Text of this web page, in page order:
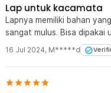
Lap untuk kacamata
Lapnya memiliki bahan
sangat mulus. Bisa dipakai
16 Jul 2024, M*****d